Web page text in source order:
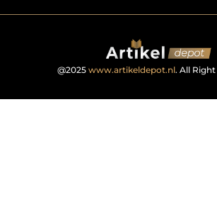
@2025 www.artikeldepot.nl. All Right